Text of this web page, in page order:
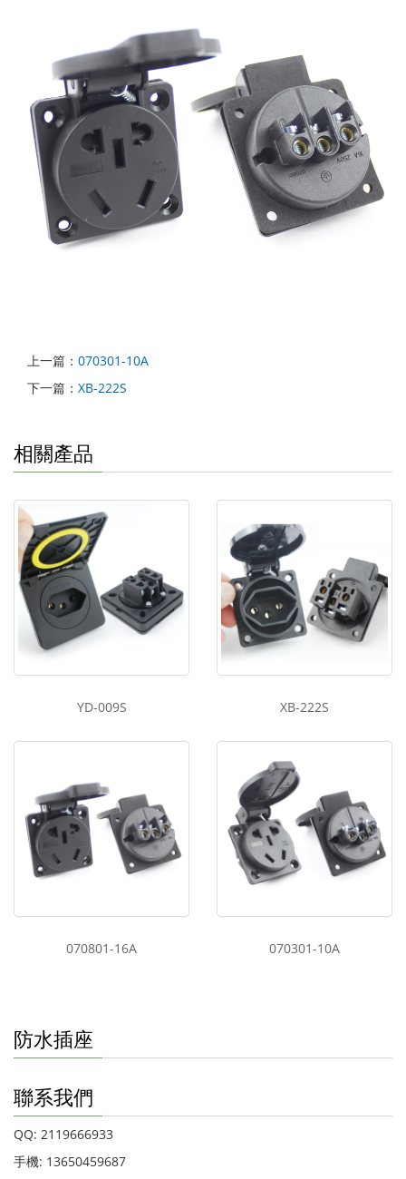
上一篇： 070301-10A
下一篇： XB-222S
相關產品
YD-009S XB-222S
070801-16A 070301-10A
防水插座
聯系我們
QQ: 2119666933
手機: 13650459687